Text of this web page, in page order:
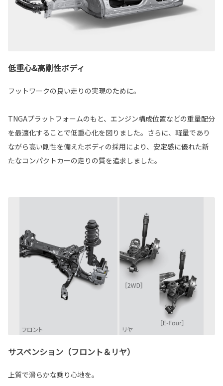
低重心&高剛性ボディ
フットワークの良い走りの実現のために。
TNGAプラットフォームのもと、エンジン構成位置などの重量配分
を最適化することで低重心化を図りました。さらに、軽量であり
ながら高い剛性を備えたボディの採用により、安定感に優れた新
たなコンパクトカーの走りの質を追求しました。
サスペンション（フロント＆リヤ）
上質で滑らかな乗り心地を。